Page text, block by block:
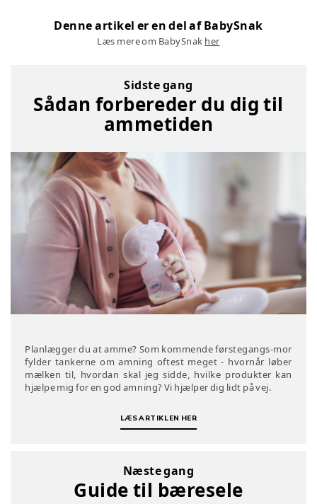
Denne artikel er en del af BabySnak
Læs mere om BabySnak her
Sidste gang
Sådan forbereder du dig til
ammetiden
Planlægger du at amme? Som kommende førstegangs-mor
fylder tankerne om amning oftest meget - hvornår løber
mælken til, hvordan skal jeg sidde, hvilke produkter kan
hjælpe mig for en god amning? Vi hjælper dig lidt på vej.
LÆS ARTIKLEN HER
Næste gang
Guide til bæresele